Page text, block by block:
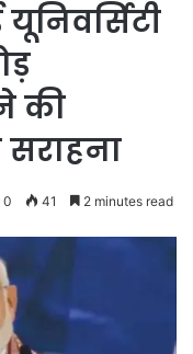
की
0 41 2 minutes read